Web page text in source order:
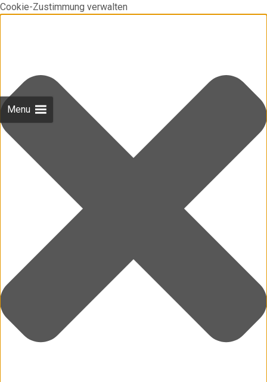
Cookie-Zustimmung verwalten
Menu